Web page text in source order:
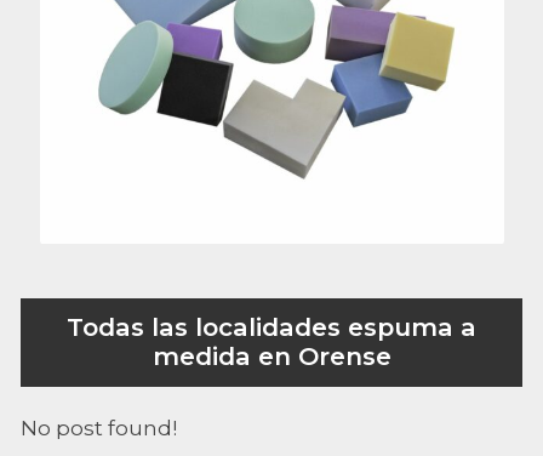
Todas las localidades espuma a
medida en Orense
No post found!